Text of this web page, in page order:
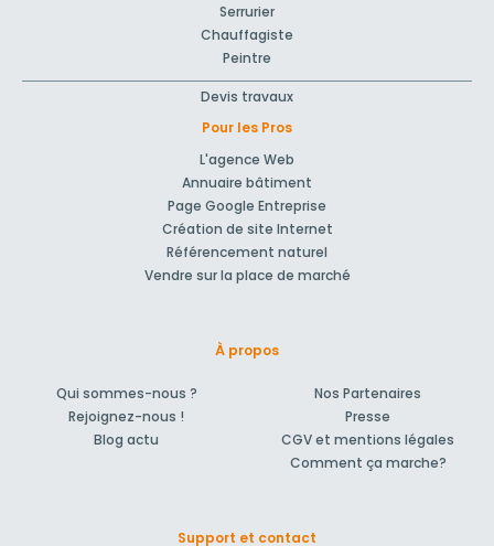
Serrurier
Chauffagiste
Peintre
Devis travaux
Pour les Pros
L'agence Web
Annuaire bâtiment
Page Google Entreprise
Création de site Internet
Référencement naturel
Vendre sur la place de marché
À propos
Qui sommes-nous ?
Rejoignez-nous !
Blog actu
Nos Partenaires
Presse
CGV et mentions légales
Comment ça marche?
Support et contact